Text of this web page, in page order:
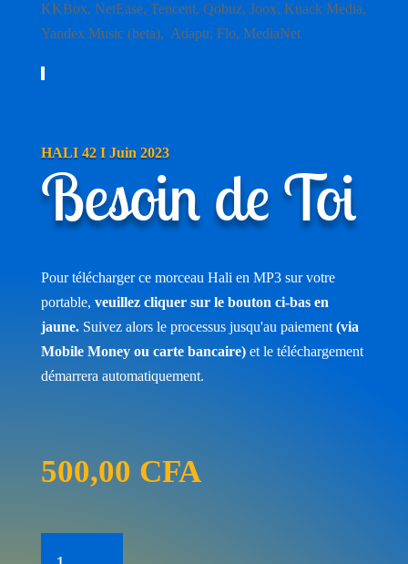
KKBox, NetEase, Tencent, Qobuz, Joox, Kuack Media,
Yandex Music (beta), Adaptr, Flo, MediaNet
HALI 42 I Juin 2023
Besoin de Toi
Pour télécharger ce morceau Hali en MP3 sur votre
portable, veuillez cliquer sur le bouton ci-bas en
jaune.Suivez alors le processus jusqu'au paiement (via
Mobile Money ou carte bancaire)et le téléchargement
démarrera automatiquement.
500,00 CFA